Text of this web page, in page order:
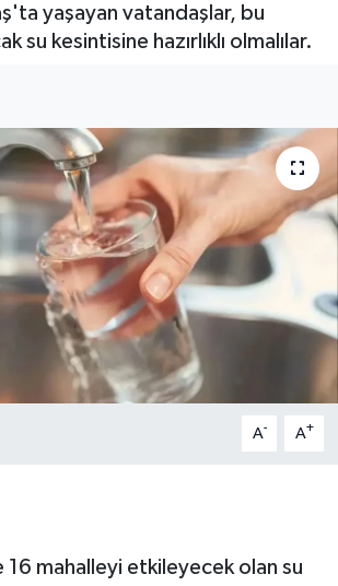
yaşayan vatandaşlar, bu
su kesintisine hazırlıklı olmalılar.
A- A+
16 mahalleyi etkileyecek olan su
Durumu ve Fikstür
Haberleri